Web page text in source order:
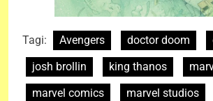
Tagi: Avengers doctor doom
josh brollin
king thanos
marvel comics
marvel studios